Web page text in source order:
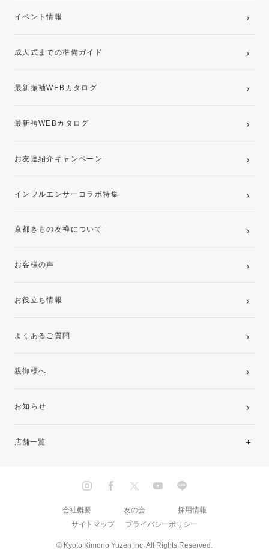
卒業袴レンタルプラン
イベント情報
成人式までの準備ガイド
最新振袖WEBカタログ
最新袴WEBカタログ
お友達紹介キャンペーン
インフルエンサーコラボ特集
京都きもの友禅について
お客様の声
お役立ち情報
よくあるご質問
親御様へ
お知らせ
店舗一覧
© Kyoto Kimono Yuzen Inc. All Rights Reserved.
会社概要 友の会
採用情報
サイトマップ
プライバシーポリシー